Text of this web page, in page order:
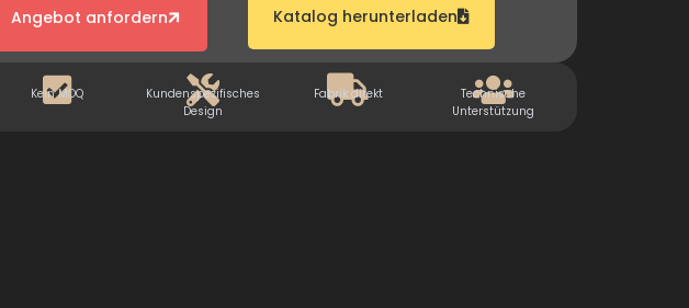
Angebot anfordern Katalog herunterladen
Kein MOQ
Kundenspezifisches
Design
Fabrik direkt
Technische
Unterstützung